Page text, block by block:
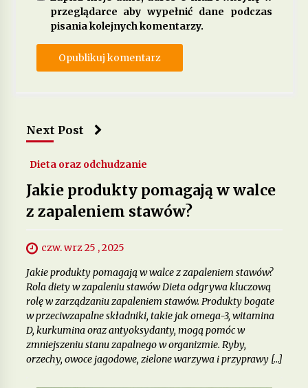
przeglądarce aby wypełnić dane podczas
pisania kolejnych komentarzy.
Next Post
Dieta oraz odchudzanie
Jakie produkty pomagają w walce
z zapaleniem stawów?
czw. wrz 25 , 2025
Jakie produkty pomagają w walce z zapaleniem stawów?
Rola diety w zapaleniu stawów Dieta odgrywa kluczową
rolę w zarządzaniu zapaleniem stawów. Produkty bogate
w przeciwzapalne składniki, takie jak omega-3, witamina
D, kurkumina oraz antyoksydanty, mogą pomóc w
zmniejszeniu stanu zapalnego w organizmie. Ryby,
orzechy, owoce jagodowe, zielone warzywa i przyprawy […]